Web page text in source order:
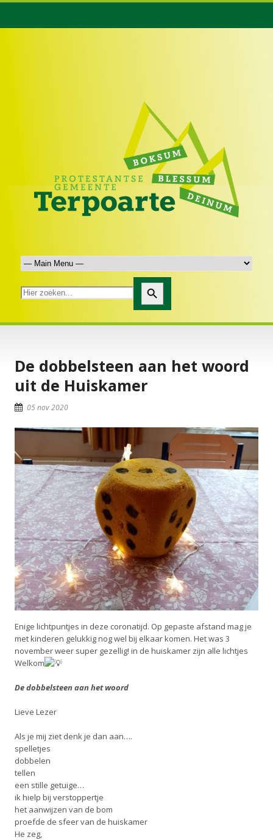
Zoekknop
De dobbelsteen aan het woord
uit de Huiskamer
05 nov 2020
Enige lichtpuntjes in deze coronatijd. Op gepaste afstand mag je
met kinderen gelukkig nog wel bij elkaar komen. Het was 3
november weer super gezellig! in de huiskamer zijn alle lichtjes
Welkom
De dobbelsteen aan het woord
Lieve Lezer
Als je mij ziet denk je dan aan….
spelletjes
dobbelen
tellen
een stille getuige…
ik hielp bij verstoppertje
het aanwijzen van de bom
proefde de sfeer van de huiskamer
He zeg,